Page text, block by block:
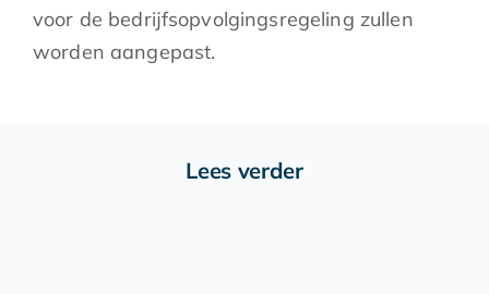
voor de bedrijfsopvolgingsregeling zullen
worden aangepast.
Lees verder